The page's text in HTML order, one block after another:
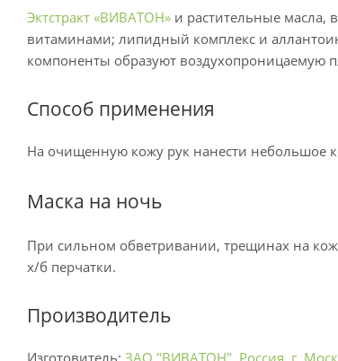
Эктстракт «ВИВАТОН» и растительные масла,
витаминами; липидный комплекс и
компоненты образуют воздухопроницаемую
Способ применения
На очищенную кожу рук нанести небольшое
Маска на ночь
При сильном обветривании, трещинах на
х/б перчатки.
Производитель
Изготовитель: ЗАО "ВИВАТОН", Россия, г.